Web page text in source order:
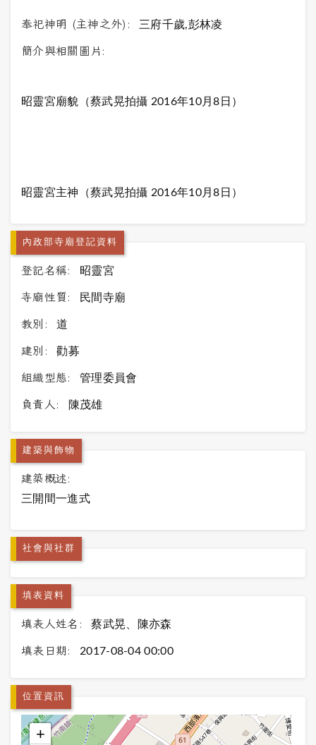
奉祀神明 (主神之外): 三府千歲,彭林凌
簡介與相關圖片:
昭靈宮廟貌（蔡武晃拍攝 2016年10月8日）
昭靈宮主神（蔡武晃拍攝 2016年10月8日）
內政部寺廟登記資料
登記名稱: 昭靈宮
寺廟性質: 民間寺廟
教別: 道
建別: 勸募
組織型態: 管理委員會
負責人: 陳茂雄
建築與飾物
建築概述:
三開間一進式
社會與社群
填表資料
填表人姓名: 蔡武晃、陳亦森
填表日期: 2017-08-04 00:00
位置資訊
+